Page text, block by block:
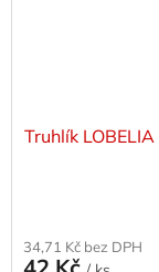
Truhlík
34,71 Kč bez DPH